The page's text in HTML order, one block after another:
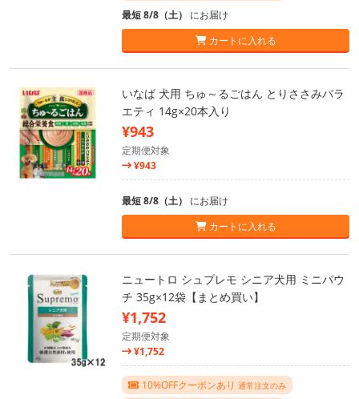
最短 8/8（土） にお届け
カートに入れる
いなば 犬用 ちゅ～るごはん とりささみバラ
エティ 14g×20本入り
¥943
定期便対象
¥943
最短 8/8（土） にお届け
カートに入れる
ニュートロ シュプレモ シニア犬用 ミニパウ
チ 35g×12袋【まとめ買い】
¥1,752
定期便対象
¥1,752
10%OFFクーポンあり 通常注文のみ